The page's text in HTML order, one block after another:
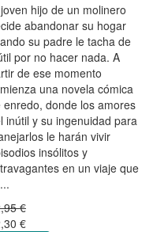
hijo de un molinero
abandonar su hogar
su padre le tacha de
por no hacer nada. A
de ese momento
una novela cómica
enredo, donde los amores
inútil y su ingenuidad para
le harán vivir
insólitos y
en un viaje que
€
€